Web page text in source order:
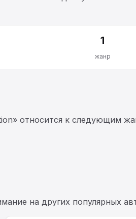
1
жанр
относится к следующим
на других популярных